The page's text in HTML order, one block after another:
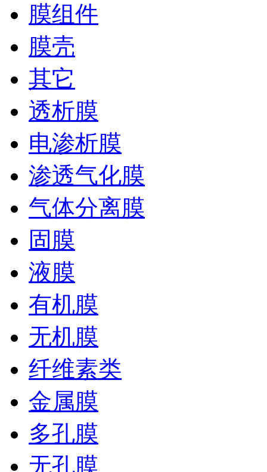
膜组件
膜壳
其它
透析膜
电渗析膜
渗透气化膜
气体分离膜
固膜
液膜
有机膜
无机膜
纤维素类
金属膜
多孔膜
无孔膜